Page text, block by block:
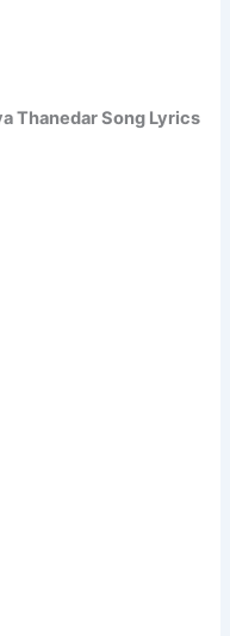
Thanedar Song Lyrics